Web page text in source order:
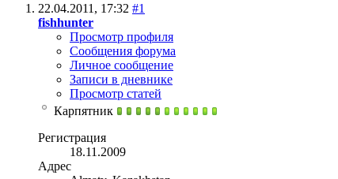
22.04.2011, 17:32 #1
fishhunter
Просмотр профиля
Сообщения форума
Личное сообщение
Записи в дневнике
Просмотр статей
Карпятник
Регистрация
18.11.2009
Адрес